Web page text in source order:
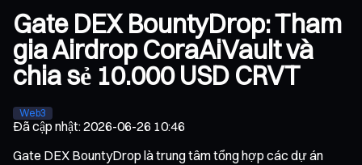
Gate DEX BountyDrop: Tham
gia Airdrop CoraAiVault và
chia sẻ 10.000 USD CRVT
Web3
Đã cập nhật:2026-06-26 10:46
Gate DEX BountyDrop là trung tâm tổng hợp các dự án